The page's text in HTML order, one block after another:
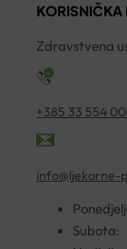
200ML
KORISNIČKA
Zdravstvena
+385 33 554
info@ljekarne-
Subota: